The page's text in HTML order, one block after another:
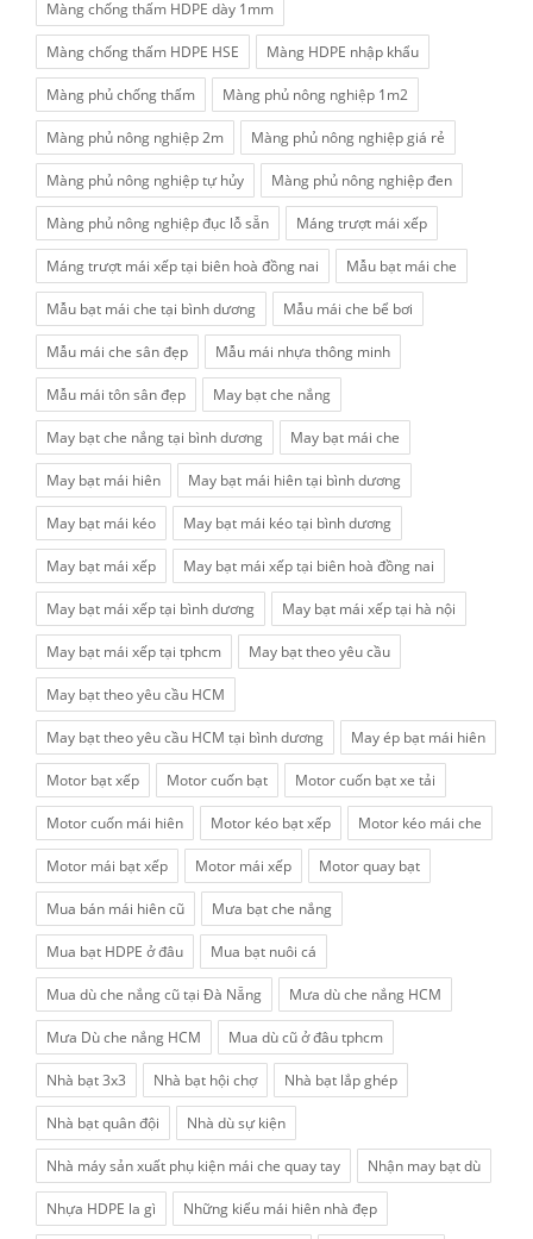
Màng chống thấm HDPE dày 1mm
Màng chống thấm HDPE HSE Màng HDPE nhập khẩu
Màng phủ chống thấm Màng phủ nông nghiệp 1m2
Màng phủ nông nghiệp 2m Màng phủ nông nghiệp giá rẻ
Màng phủ nông nghiệp tự hủy Màng phủ nông nghiệp đen
Màng phủ nông nghiệp đục lỗ sẵn Máng trượt mái xếp
Máng trượt mái xếp tại biên hoà đồng nai Mẫu bạt mái che
Mẫu bạt mái che tại bình dương Mẫu mái che bể bơi
Mẫu mái che sân đẹp Mẫu mái nhựa thông minh
Mẫu mái tôn sân đẹp May bạt che nắng
May bạt che nắng tại bình dương May bạt mái che
May bạt mái hiên May bạt mái hiên tại bình dương
May bạt mái kéo May bạt mái kéo tại bình dương
May bạt mái xếp May bạt mái xếp tại biên hoà đồng nai
May bạt mái xếp tại bình dương May bạt mái xếp tại hà nội
May bạt mái xếp tại tphcm May bạt theo yêu cầu
May bạt theo yêu cầu HCM
May bạt theo yêu cầu HCM tại bình dương May ép bạt mái hiên
Motor bạt xếp Motor cuốn bạt Motor cuốn bạt xe tải
Motor cuốn mái hiên Motor kéo bạt xếp Motor kéo mái che
Motor mái bạt xếp Motor mái xếp Motor quay bạt
Mua bán mái hiên cũ Mưa bạt che nắng
Mua bạt HDPE ở đâu Mua bạt nuôi cá
Mua dù che nắng cũ tại Đà Nẵng Mưa dù che nắng HCM
Mưa Dù che nắng HCM Mua dù cũ ở đâu tphcm
Nhà bạt 3x3 Nhà bạt hội chợ Nhà bạt lắp ghép
Nhà bạt quân đội Nhà dù sự kiện
Nhà máy sản xuất phụ kiện mái che quay tay Nhận may bạt dù
Nhựa HDPE la gì Những kiểu mái hiên nhà đẹp